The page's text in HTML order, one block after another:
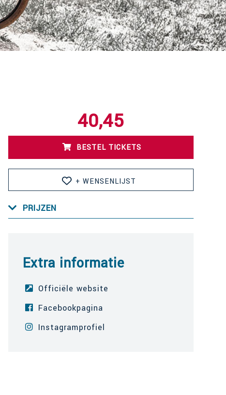
40,45
BESTEL TICKETS
+ WENSENLIJST
PRIJZEN
Extra informatie
Officiële website
Facebookpagina
Instagramprofiel